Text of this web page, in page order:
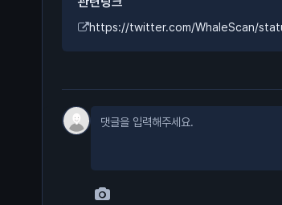
https://twitter.com/WhaleScan/